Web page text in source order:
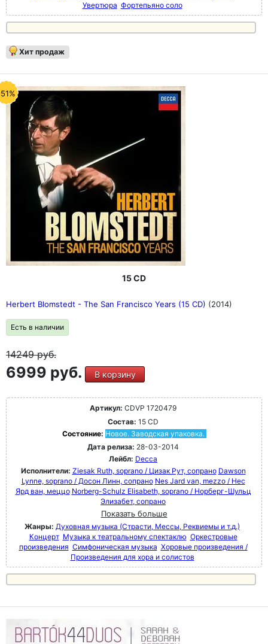
Увертюра Фортепьяно соло
Хит продаж
15 CD
Herbert Blomstedt - The San Francisco Years (15 CD) (2014)
Есть в наличии
14249руб.
6999 руб. В корзину
Артикул: CDVP 1720479
Состав: 15 CD
Состояние: Новое. Заводская упаковка.
Дата релиза: 28-03-2014
Лейбл: Decca
Исполнители: Ziesak Ruth, soprano / Цизак Рут, сопрано Dawson
Lynne, soprano / Досон Линн, сопрано Nes Jard van, mezzo / Нес
Ярд ван, меццо Norberg-Schulz Elisabeth, soprano / Норберг-Шульц
Элизабет, сопрано
Показать больше
Жанры: Духовная музыка (Страсти, Мессы, Реквиемы и т.д.)
Концерт Музыка к театральному спектаклю Оркестровые
произведения Симфоническая музыка Хоровые произведения /
Произведения для хора и солистов